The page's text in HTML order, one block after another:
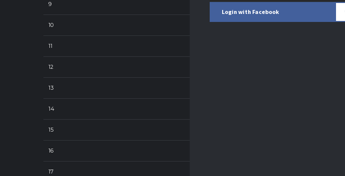
Login with Facebook
9 7
10
11
12
13
14
15
16
17